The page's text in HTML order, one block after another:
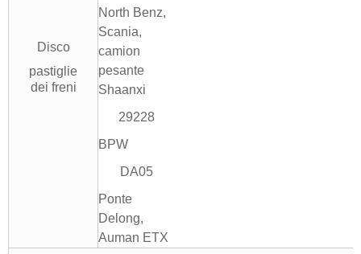
Disco
pastiglie
dei freni
North Benz,
Scania,
camion
pesante
Shaanxi
29228
BPW
DA05
Ponte
Delong,
Auman ETX